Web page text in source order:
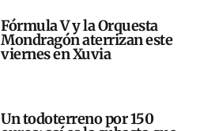
Fórmula V y la Orquesta
Mondragón aterrizan este
viernes en Xuvia
Un todoterreno por 150